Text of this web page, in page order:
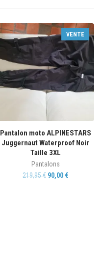
VENTE
Pantalon moto ALPINESTARS
Juggernaut Waterproof Noir
Taille 3XL
Pantalons
219,95€ 90,00 €